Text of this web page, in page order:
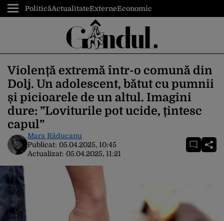
PoliticăActualitateExterneEconomic
Violență extremă într-o comună din
Dolj. Un adolescent, bătut cu pumnii
și picioarele de un altul. Imagini
dure: ”Loviturile pot ucide, țintesc
capul”
Mara Răducanu
Publicat: 05.04.2025, 10:45
Actualizat: 05.04.2025, 11:21